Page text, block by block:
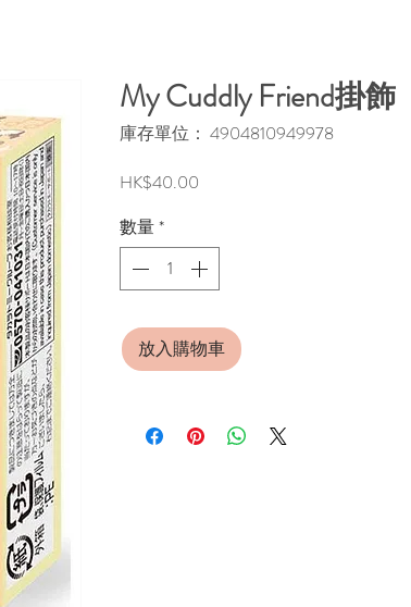
My Cuddly Friend掛飾
庫存單位： 4904810949978
HK$40.00
數量*
放入購物車